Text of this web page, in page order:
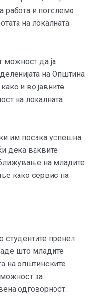
работа и поголемо
на локалната
можност да ја
на Општина
и во јавните
на локалната
им посака успешна
дека ваквите
на младите
како сервис на
студентите пренел
што младите
на општинските
можност за
одговорност.